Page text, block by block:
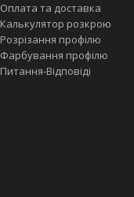
Оплата та доставка
Калькулятор розкрою
Розрізання профілю
Фарбування профілю
Питання-Відповіді